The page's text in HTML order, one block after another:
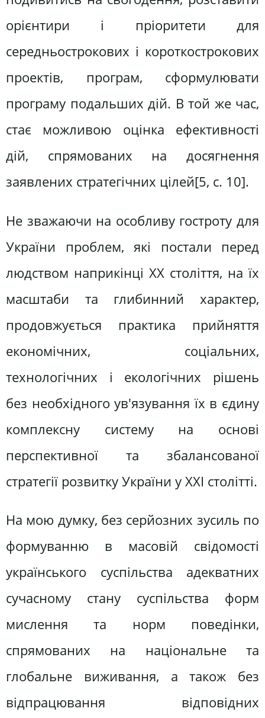
орієнтири і пріоритети для
середньострокових і короткострокових
проектів, програм, сформулювати
програму подальших дій. В той же час,
стає можливою оцінка ефективності
дій, спрямованих на досягнення
заявлених стратегічних цілей[5, c. 10].
Не зважаючи на особливу гостроту для
України проблем, які постали перед
людством наприкінці ХХ століття, на їх
масштаби та глибинний характер,
продовжується практика прийняття
економічних, соціальних,
технологічних і екологічних рішень
без необхідного ув'язування їх в єдину
комплексну систему на основі
перспективної та збалансованої
стратегії розвитку України у ХХІ столітті.
На мою думку, без серйозних зусиль по
формуванню в масовій свідомості
українського суспільства адекватних
сучасному стану суспільства форм
мислення та норм поведінки,
спрямованих на національне та
глобальне виживання, а також без
відпрацювання відповідних